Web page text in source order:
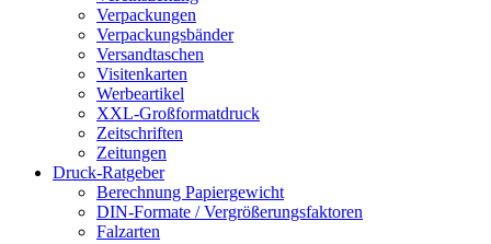
Verpackungen
Verpackungsbänder
Versandtaschen
Visitenkarten
Werbeartikel
XXL-Großformatdruck
Zeitschriften
Zeitungen
Druck-Ratgeber
Berechnung Papiergewicht
DIN-Formate / Vergrößerungsfaktoren
Falzarten